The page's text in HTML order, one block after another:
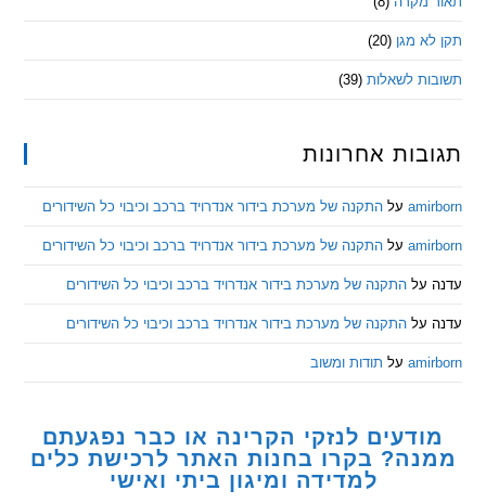
מגן (20)
לשאלות (39)
אחרונות
עלהתקנה של מערכת בידור אנדרויד ברכב וכיבוי כל השידורים
עלהתקנה של מערכת בידור אנדרויד ברכב וכיבוי כל השידורים
התקנה של מערכת בידור אנדרויד ברכב וכיבוי כל השידורים
התקנה של מערכת בידור אנדרויד ברכב וכיבוי כל השידורים
עלתודות ומשוב
לנזקי הקרינה או כבר נפגעתם
בקרו בחנות האתר לרכישת כלים
למדידה ומיגון ביתי ואישי